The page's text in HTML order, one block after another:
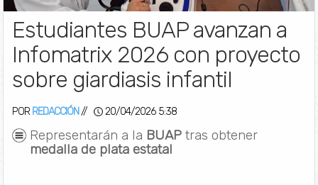
Estudiantes BUAP avanzan a
Infomatrix 2026 con proyecto
sobre giardiasis infantil
POR REDACCIÓN // 20/04/2026 5:38
Representarán a la BUAP tras obtener
medalla de plata estatal